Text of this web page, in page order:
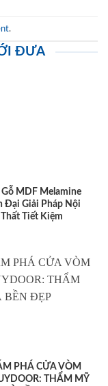
.
ĐƯA
Gỗ MDF Melamine
Đại Giải Pháp Nội
Thất Tiết Kiệm
PHÁ CỬA VÒM
THẨM MỸ